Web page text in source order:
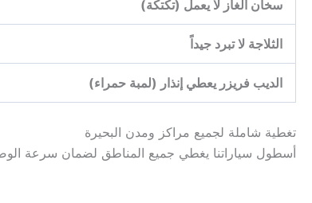
سخان الغاز لا يعمل (تكتكة)
الثلاجة لا تبرد جيداً
الديب فريزر يعطي إنذار (لمبة حمراء)
تغطية شاملة لجميع مراكز ومدن البحيرة
أسطول سياراتنا يغطي جميع المناطق لضمان سرعة